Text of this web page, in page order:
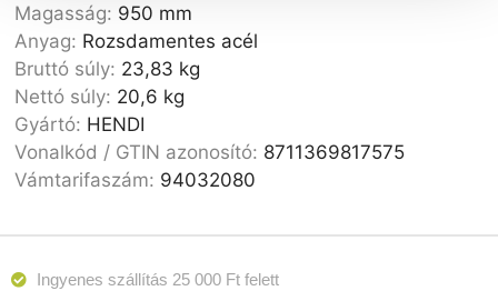
Magasság: 950 mm
Anyag: Rozsdamentes acél
Bruttó súly: 23,83 kg
Nettó súly: 20,6 kg
Gyártó: HENDI
Vonalkód / GTIN azonosító: 8711369817575
Vámtarifaszám: 94032080
Ingyenes szállítás 25 000 Ft felett